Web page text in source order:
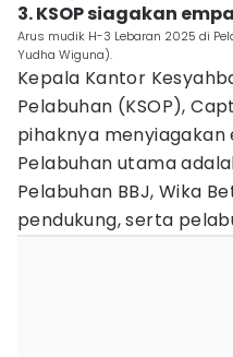
3. KSOP siagakan
Arus mudik H-3 Lebaran 2025 di
Yudha Wiguna).
Kepala Kantor
Pelabuhan (KSOP),
pihaknya
Pelabuhan utama
Pelabuhan BBJ, Wika
pendukung, serta